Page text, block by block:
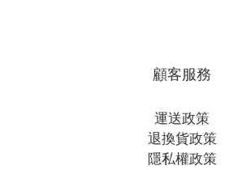
顧客服務
運送政策
退換貨政策
隱私權政策